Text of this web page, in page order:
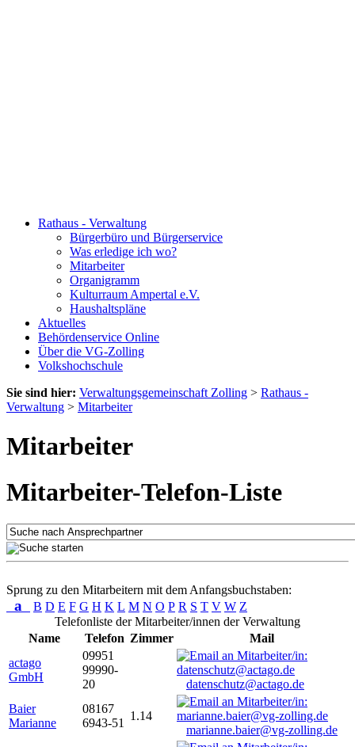
Rathaus - Verwaltung
Bürgerbüro und Bürgerservice
Was erledige ich wo?
Mitarbeiter
Organigramm
Kulturraum Ampertal e.V.
Haushaltspläne
Aktuelles
Behördenservice Online
Über die VG-Zolling
Volkshochschule
Sie sind hier: Verwaltungsgemeinschaft Zolling > Rathaus -
Verwaltung > Mitarbeiter
Mitarbeiter
Mitarbeiter-Telefon-Liste
Sprung zu den Mitarbeitern mit dem Anfangsbuchstaben:
a B D E F G H K L M N O P R S T V W Z
Telefonliste der Mitarbeiter/innen der Verwaltung
Name
Telefon Zimmer
Mail
actago
GmbH
09951
99990-
20
datenschutz@actago.de
Baier
Marianne
08167
6943-51
1.14
marianne.baier@vg-zolling.de